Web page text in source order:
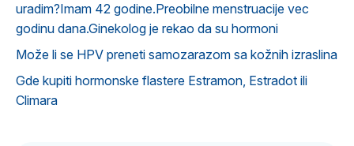
uradim?Imam 42 godine.Preobilne menstruacije vec
godinu dana.Ginekolog je rekao da su hormoni
Može li se HPV preneti samozarazom sa kožnih izraslina
Gde kupiti hormonske flastere Estramon, Estradot ili
Climara